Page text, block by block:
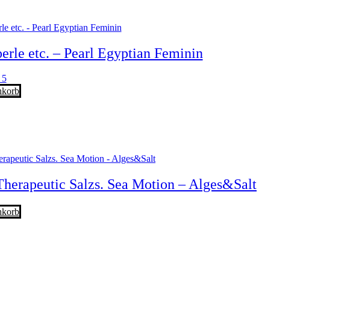
etc. – Pearl Egyptian Feminin
Salzs. Sea Motion – Alges&Salt